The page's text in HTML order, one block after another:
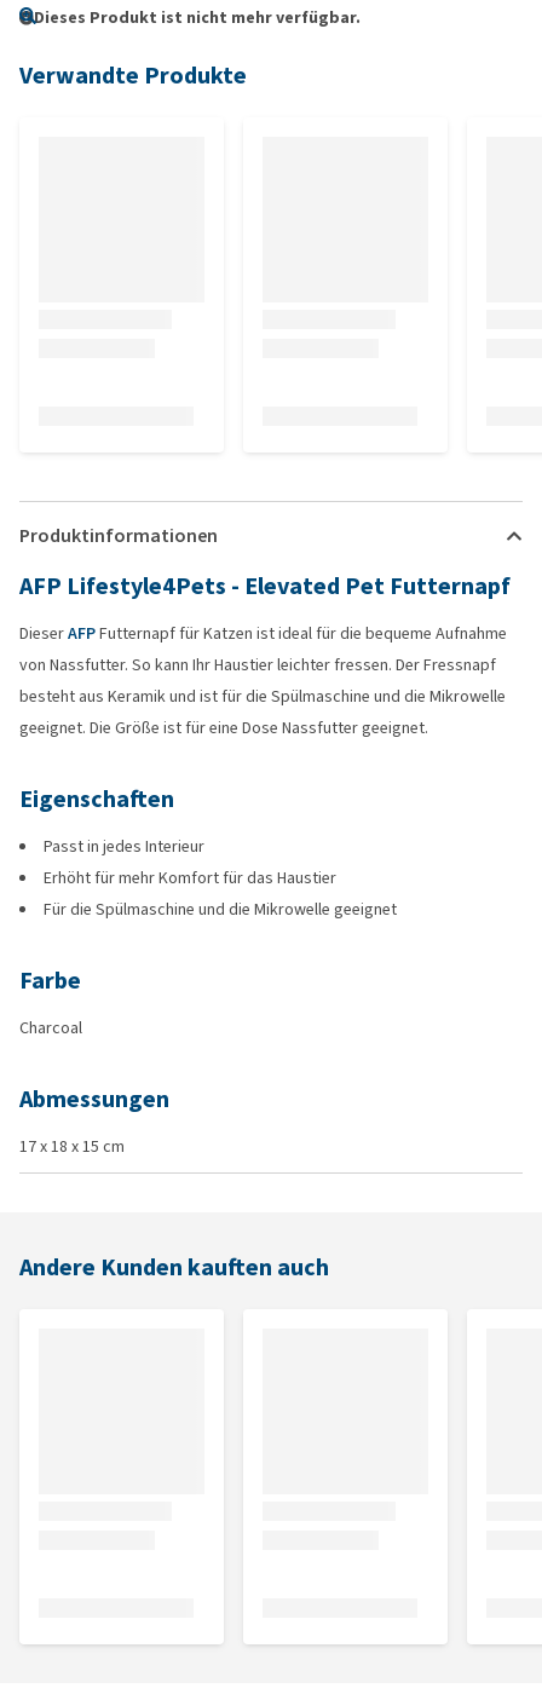
Dieses Produkt ist nicht mehr verfügbar.
Verwandte Produkte
Produktinformationen
AFP Lifestyle4Pets - Elevated Pet Futternapf
DieserAFPFutternapf für Katzen ist ideal für die bequeme Aufnahme
von Nassfutter. So kann Ihr Haustier leichter fressen. Der Fressnapf
besteht aus Keramik und ist für die Spülmaschine und die Mikrowelle
geeignet. Die Größe ist für eine Dose Nassfutter geeignet.
Eigenschaften
Passt in jedes Interieur
Erhöht für mehr Komfort für das Haustier
Für die Spülmaschine und die Mikrowelle geeignet
Farbe
Charcoal
Abmessungen
17 x 18 x 15 cm
Andere Kunden kauften auch